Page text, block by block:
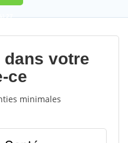
27
dans votre
ce
minimales